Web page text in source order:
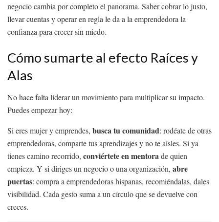
negocio cambia por completo el panorama. Saber cobrar lo justo,
llevar cuentas y operar en regla le da a la emprendedora la
confianza para crecer sin miedo.
Cómo sumarte al efecto Raíces y
Alas
No hace falta liderar un movimiento para multiplicar su impacto.
Puedes empezar hoy:
Si eres mujer y emprendes, busca tu comunidad: rodéate de otras
emprendedoras, comparte tus aprendizajes y no te aísles. Si ya
tienes camino recorrido, conviértete en mentorade quien
empieza. Y si diriges un negocio o una organización, abre
puertas: compra a emprendedoras hispanas, recomiéndalas, dales
visibilidad. Cada gesto suma a un círculo que se devuelve con
creces.